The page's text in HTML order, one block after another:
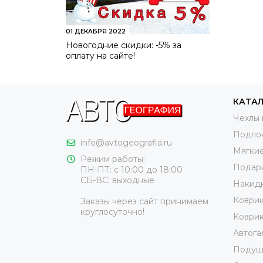
01 ДЕКАБРЯ 2022
Новогодние скидки: -5% за
оплату на сайте!
Для
Из-за
info@avtogeografia.ru
Режим работы:
ПН-ПТ: с 10:00 до 18:00
СБ-ВС: выходные
Заказы через сайт принимаем
круглосуточно!
Чехлы